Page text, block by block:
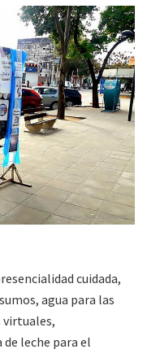
cuidada,
agua para las
virtuales,
leche para el